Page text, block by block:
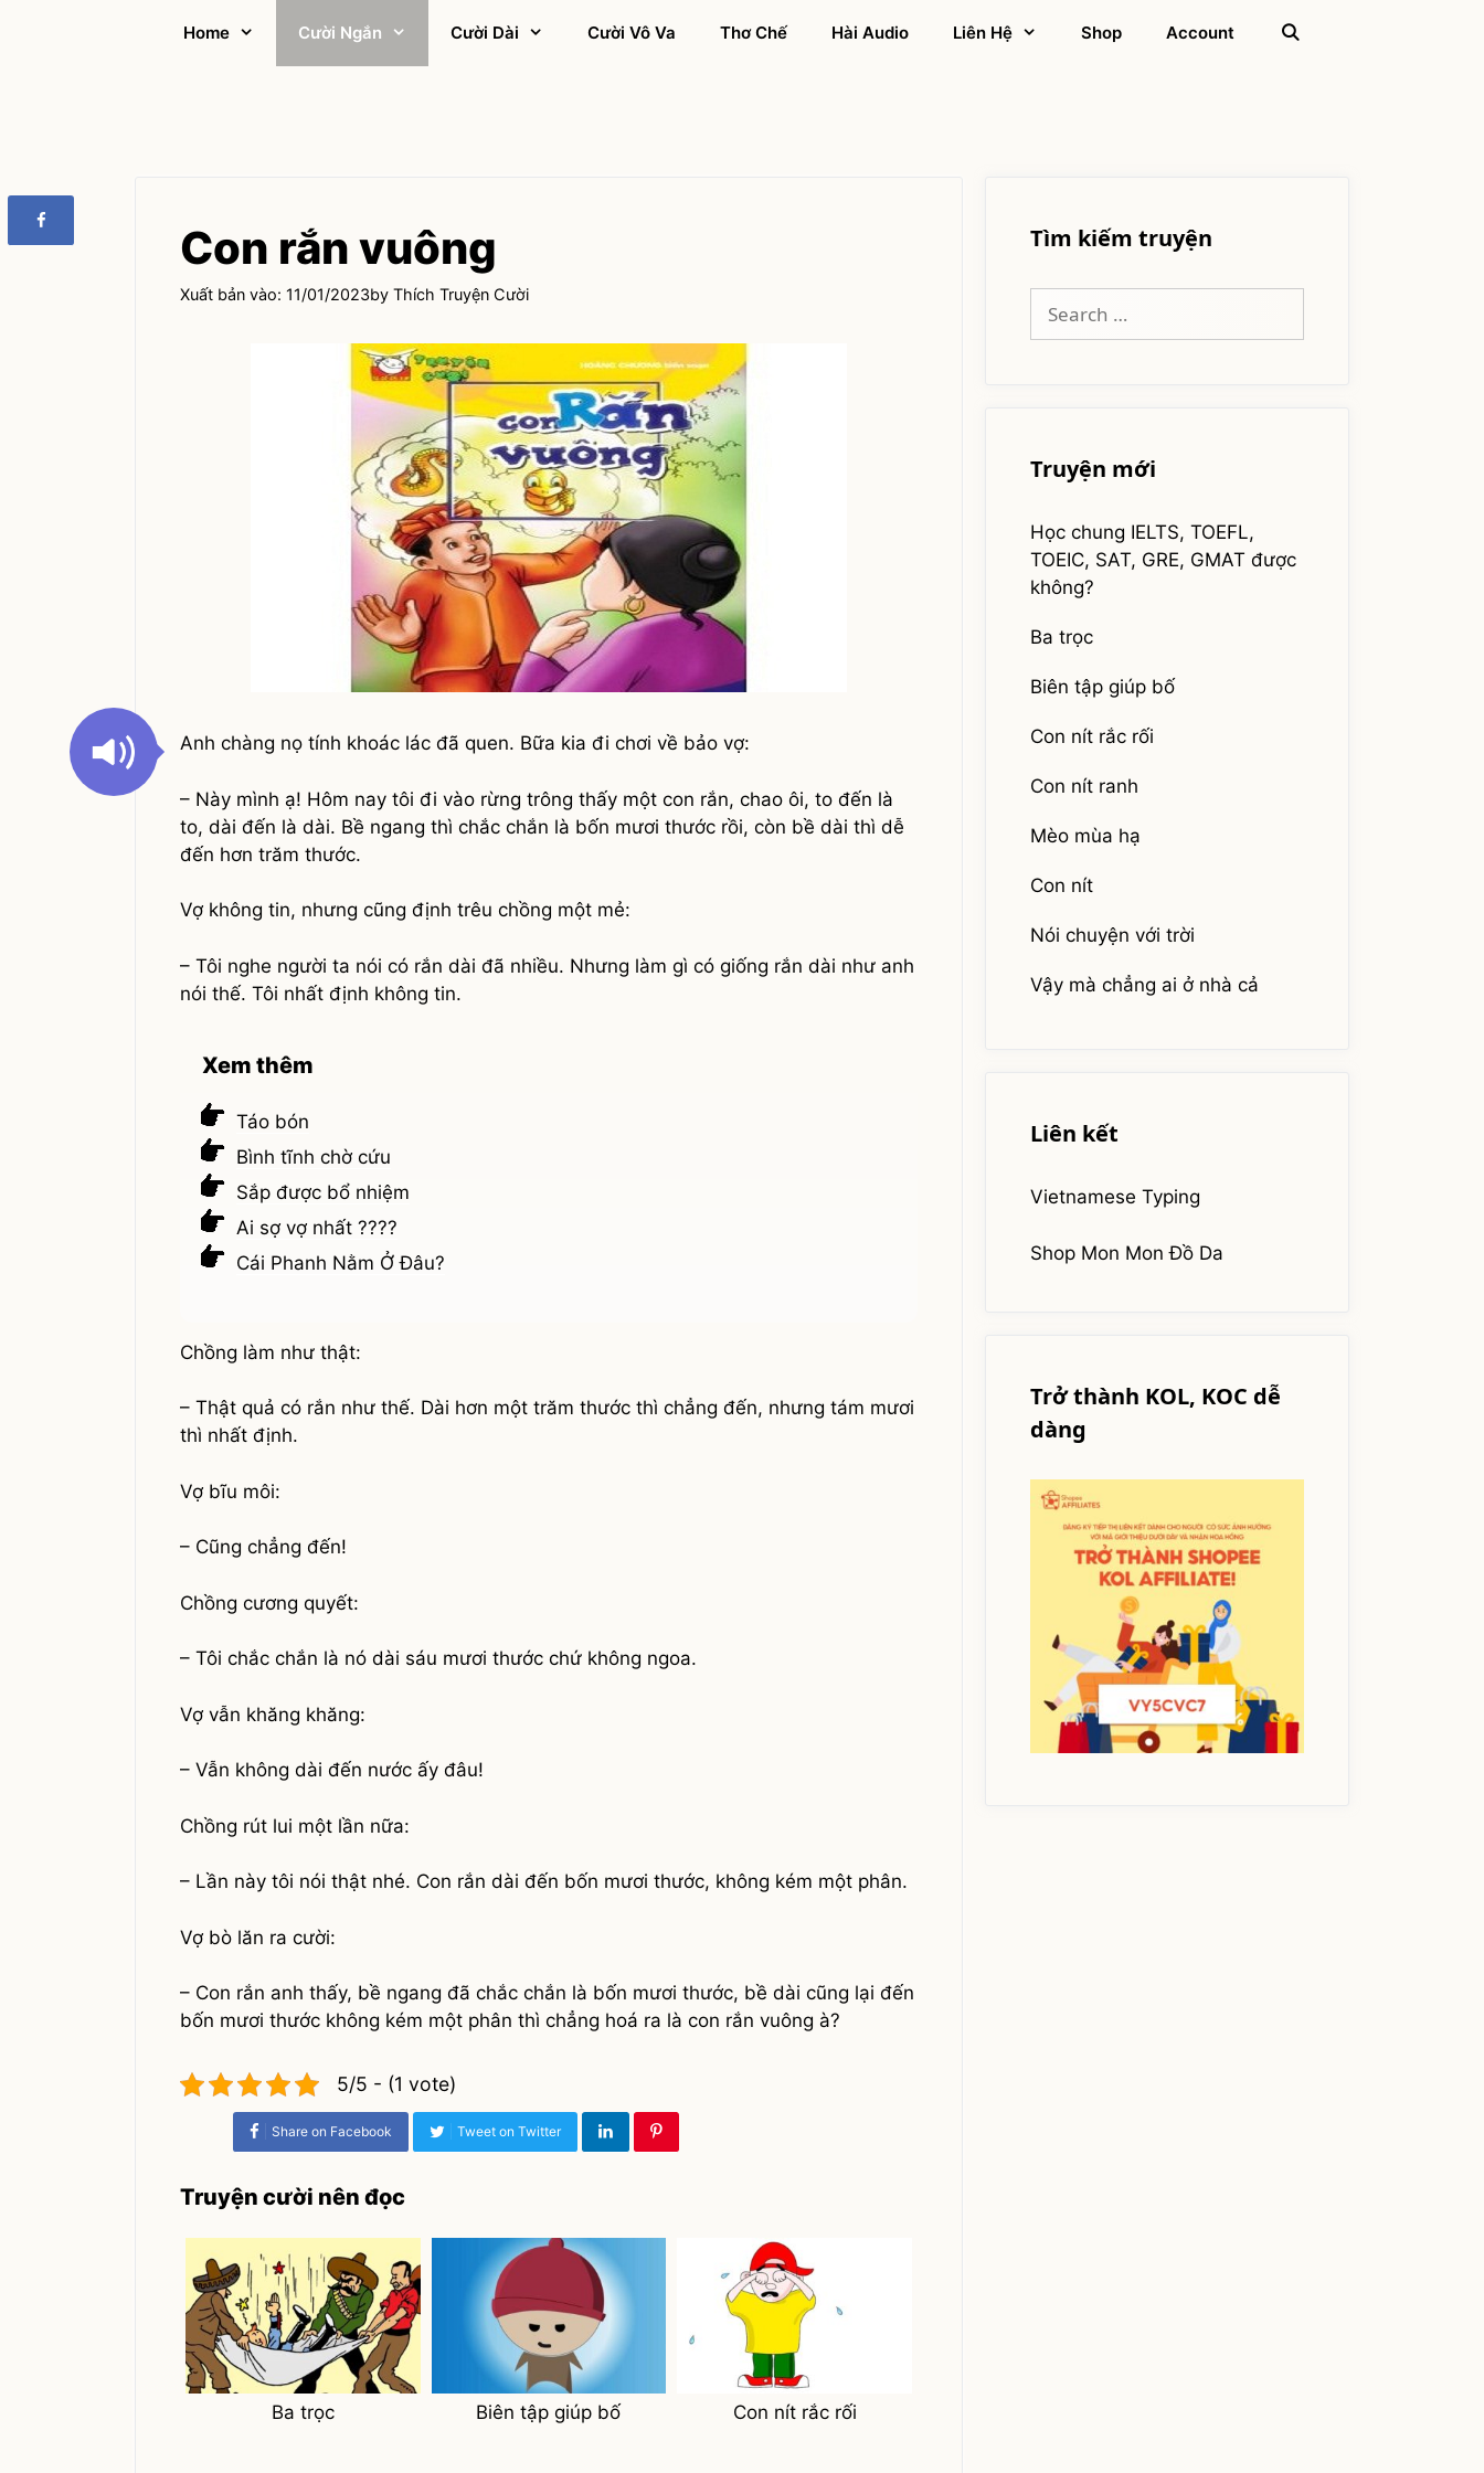
Home Cười Ngắn Cười Dài Cười Vô Va Thơ Chế Hài Audio Liên Hệ Shop Account
Con rắn vuông
11/01/2023by Thích Truyện Cười
Anh chàng nọ tính khoác lác đã quen. Bữa kia đi chơi về bảo vợ:
– Này mình ạ! Hôm nay tôi đi vào rừng trông thấy một con rắn, chao ôi, to đến là
to, dài đến là dài. Bề ngang thì chắc chắn là bốn mươi thước rồi, còn bề dài thì dễ
đến hơn trăm thước.
Vợ không tin, nhưng cũng định trêu chồng một mẻ:
– Tôi nghe người ta nói có rắn dài đã nhiều. Nhưng làm gì có giống rắn dài như anh
nói thế. Tôi nhất định không tin.
Xem thêm
Táo bón
Bình tĩnh chờ cứu
Sắp được bổ nhiệm
Ai sợ vợ nhất ????
Cái Phanh Nằm Ở Đâu?
Chồng làm như thật:
– Thật quả có rắn như thế. Dài hơn một trăm thước thì chẳng đến, nhưng tám mươi
thì nhất định.
Vợ bĩu môi:
– Cũng chẳng đến!
Chồng cương quyết:
– Tôi chắc chắn là nó dài sáu mươi thước chứ không ngoa.
Vợ vẫn khăng khăng:
– Vẫn không dài đến nước ấy đâu!
Chồng rút lui một lần nữa:
– Lần này tôi nói thật nhé. Con rắn dài đến bốn mươi thước, không kém một phân.
Vợ bò lăn ra cười:
– Con rắn anh thấy, bề ngang đã chắc chắn là bốn mươi thước, bề dài cũng lại đến
bốn mươi thước không kém một phân thì chẳng hoá ra là con rắn vuông à?
5/5 - (1 vote)
Share on Facebook Tweet on Twitter
Truyện cười nên đọc
Ba trọc Biên tập giúp bố Con nít rắc rối
Tìm kiếm truyện
for:
Truyện mới
Học chung IELTS, TOEFL,
TOEIC, SAT, GRE, GMAT được
không?
Ba trọc
Biên tập giúp bố
Con nít rắc rối
Con nít ranh
Mèo mùa hạ
Con nít
Nói chuyện với trời
Vậy mà chẳng ai ở nhà cả
Liên kết
Vietnamese Typing
Shop Mon Mon Đồ Da
Trở thành KOL, KOC dễ
dàng